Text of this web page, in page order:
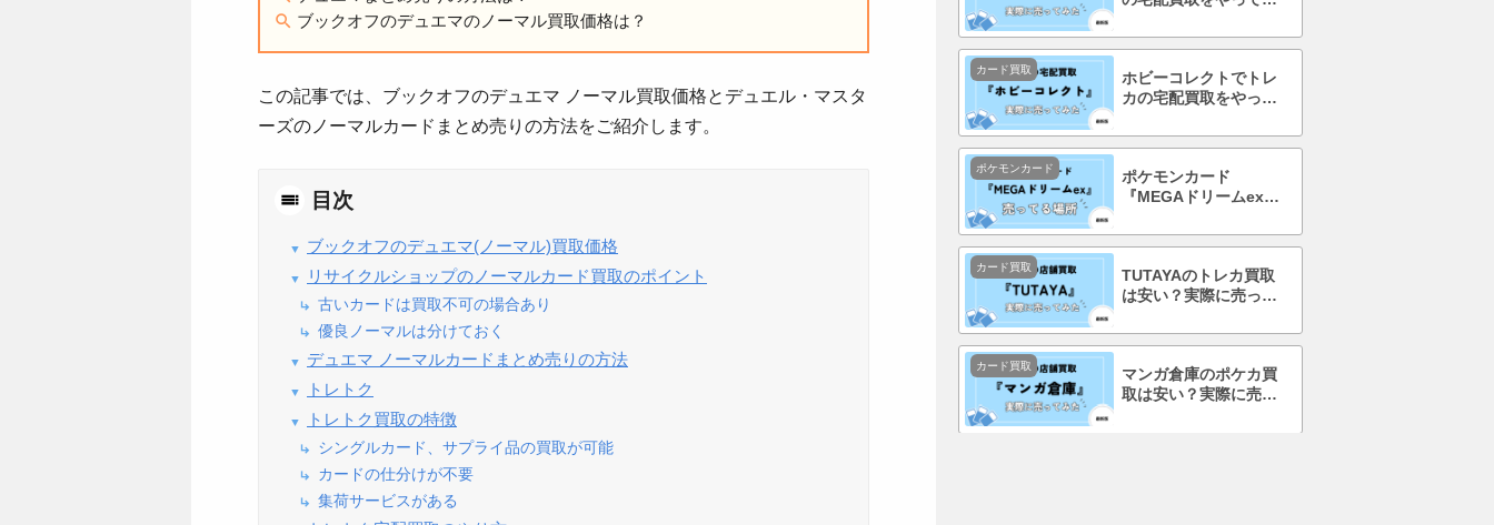
ブックオフのデュエマのノーマル買取価格は？
この記事では、ブックオフのデュエマ ノーマル買取価格とデュエル・マスタ
ーズのノーマルカードまとめ売りの方法をご紹介します。
目次
ブックオフのデュエマ(ノーマル)買取価格
リサイクルショップのノーマルカード買取のポイント
古いカードは買取不可の場合あり
優良ノーマルは分けておく
デュエマ ノーマルカードまとめ売りの方法
トレトク
トレトク買取の特徴
シングルカード、サプライ品の買取が可能
カードの仕分けが不要
集荷サービスがある
徹底調査！
ホビーコレクトでトレ
カの宅配買取をやって
で徹底調査！
カード買取
ポケモンカード
『MEGAドリームex』
こ？コンビニで買え
ポケモンカード
TUTAYAのトレカ買取
は安い？実際に売って
徹底調査！
カード買取
マンガ倉庫のポケカ買
取は安い？実際に売っ
カード買取